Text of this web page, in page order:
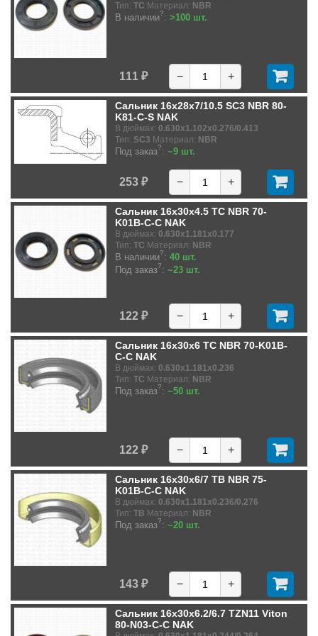
Тип: TC Материал: NBR
В наличии?: >100 шт.
111 ₽ − +
Сальник 16x28x7/10.5 SC3 NBR 80-
K81-C-S NAK
В дюймах: 0.630x1.102x0.276/0.413
Тип: SC3 Материал: NBR
Под заказ?: ~9 шт.
253 ₽ − +
Сальник 16x30x4.5 TC NBR 70-
K01B-C-C NAK
В дюймах: 0.630x1.181x0.177
Тип: TC Материал: NBR
В наличии?: 40 шт.
Под заказ?: ~23 шт.
122 ₽ − +
Сальник 16x30x6 TC NBR 70-K01B-
C-C NAK
В дюймах: 0.630x1.181x0.236
Тип: TC Материал: NBR
Под заказ?: ~50 шт.
122 ₽ − +
Сальник 16x30x6/7 TB NBR 75-
K01B-C-C NAK
В дюймах: 0.630x1.181x0.236/0.276
Тип: TB Материал: NBR
Под заказ?: ~20 шт.
143 ₽ − +
Сальник 16x30x6.2/6.7 TZN11 Viton
80-N03-C-C NAK